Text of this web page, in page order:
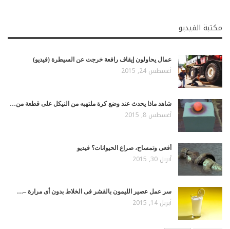
مكتبة الفيديو
عمال يحاولون إيقاف رافعة خرجت عن السيطرة (فيديو)
أغسطس 24, 2015
شاهد ماذا يحدث عند وضع كرة ملتهبه من النيكل على قطعة من…
أغسطس 8, 2015
أفعى وتمساح، صراع الحيوانات؟ فيديو
أبريل 30, 2015
سر عمل عصير الليمون بالقشر فى الخلاط بدون أى مرارة –…
أبريل 14, 2015